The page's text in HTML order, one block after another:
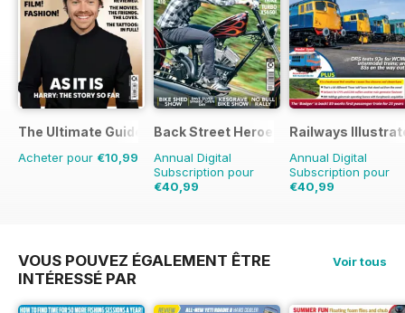
The Ultimate Guide to Harry Styles
Acheter pour €10,99
Back Street Heroes
Annual Digital
Subscription pour
€40,99
Railways
Annual Digital
Subscription pour
€40,99
VOUS POUVEZ ÉGALEMENT ÊTRE
INTÉRESSÉ PAR
Voir tous